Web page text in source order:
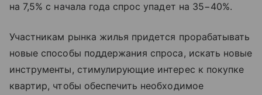
на 7,5% с начала года спрос упадет на 35−40%.
Участникам рынка жилья придется прорабатывать
новые способы поддержания спроса, искать новые
инструменты, стимулирующие интерес к покупке
квартир, чтобы обеспечить необходимое